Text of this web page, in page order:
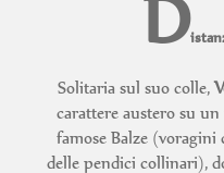
D
Solitaria sul suo colle,
carattere austero su
famose Balze (voragini
delle pendici collinari),